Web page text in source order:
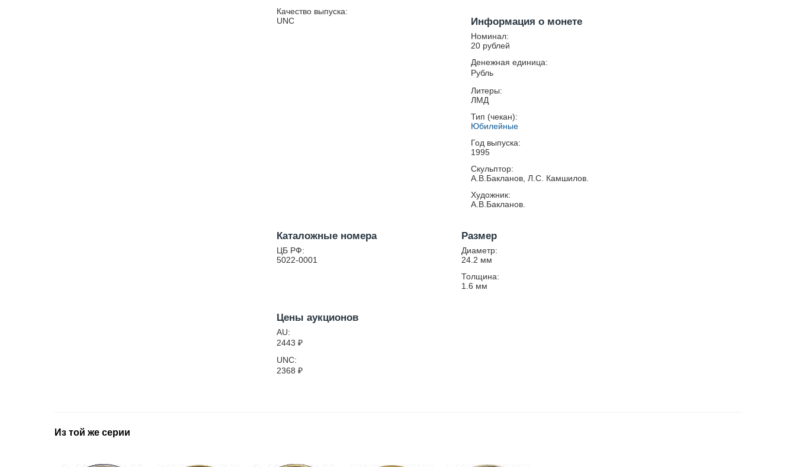
Качество выпуска:
UNC
Информация о монете
Номинал:
20 рублей
Денежная единица:
Рубль
Литеры:
ЛМД
Тип (чекан):
Юбилейные
Год выпуска:
1995
Скульптор:
А.В.Бакланов, Л.С. Камшилов.
Художник:
А.В.Бакланов.
Каталожные номера
ЦБ РФ:
5022-0001
Размер
Диаметр:
24.2 мм
Толщина:
1.6 мм
Цены аукционов
AU:
2443 ₽
UNC:
2368 ₽
Из той же серии